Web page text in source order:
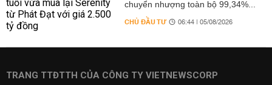
chuyển nhượng toàn bộ 99,34%...
CHỦ ĐẦU TƯ 06:44 | 05/08/2026
TRANG TTĐTTH CỦA CÔNG TY VIETNEWSCORP